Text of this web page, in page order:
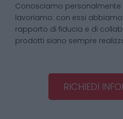
Conosciamo personalmente
lavoriamo: con essi
rapporto di fiducia e di
prodotti siano sempre
RICHIEDI